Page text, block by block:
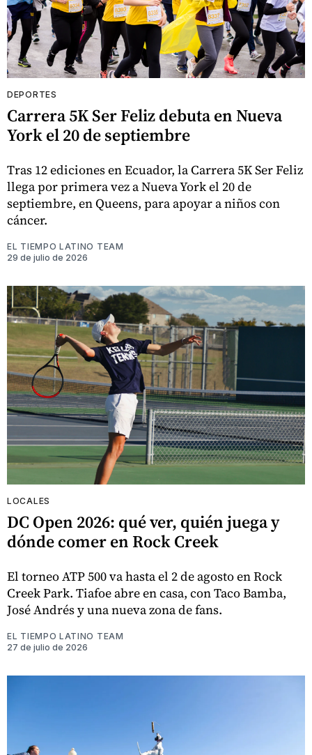
DEPORTES
Carrera 5K Ser Feliz debuta en Nueva
York el 20 de septiembre
Tras 12 ediciones en Ecuador, la Carrera 5K Ser Feliz
llega por primera vez a Nueva York el 20 de
septiembre, en Queens, para apoyar a niños con
cáncer.
EL TIEMPO LATINO TEAM
29 de julio de 2026
LOCALES
DC Open 2026: qué ver, quién juega y
dónde comer en Rock Creek
El torneo ATP 500 va hasta el 2 de agosto en Rock
Creek Park. Tiafoe abre en casa, con Taco Bamba,
José Andrés y una nueva zona de fans.
EL TIEMPO LATINO TEAM
27 de julio de 2026